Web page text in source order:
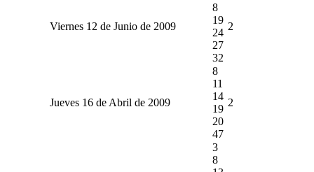
Viernes 12 de Junio de 2009
8
19
24
27
32
2
Jueves 16 de Abril de 2009
8
11
14
19
20
47
2
3
8